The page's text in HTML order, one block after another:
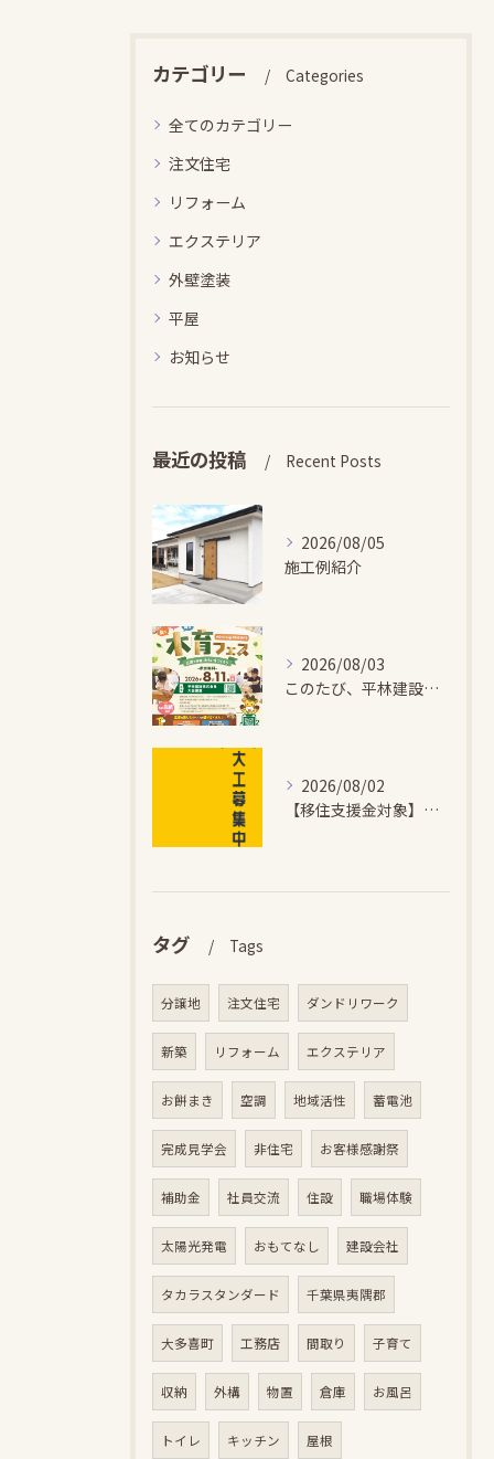
カテゴリー Categories
全てのカテゴリー
注文住宅
リフォーム
エクステリア
外壁塗装
平屋
お知らせ
最近の投稿 Recent Posts
2026/08/05
施工例紹介
2026/08/03
このたび、平林建設では、お子さまが木とふれあい・木について学...
2026/08/02
【移住支援金対象】【未経験歓迎】大多喜町で「見えないところも...
タグ Tags
分譲地 注文住宅 ダンドリワーク
新築 リフォーム エクステリア
お餅まき 空調 地域活性 蓄電池
完成見学会 非住宅 お客様感謝祭
補助金 社員交流 住設 職場体験
太陽光発電 おもてなし 建設会社
タカラスタンダード 千葉県夷隅郡
大多喜町 工務店 間取り 子育て
収納 外構 物置 倉庫 お風呂
トイレ キッチン 屋根